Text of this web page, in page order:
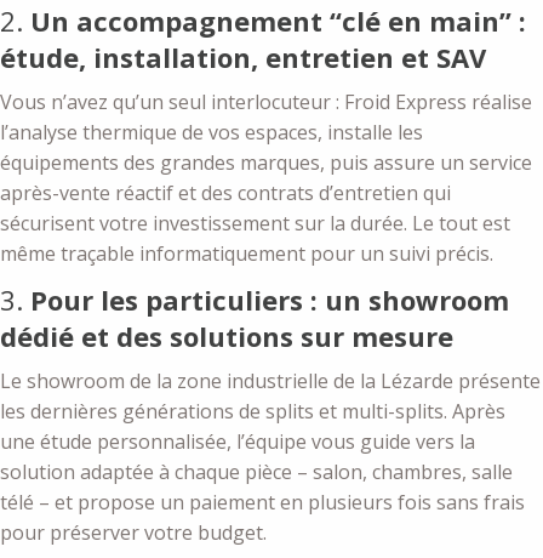
2. Un accompagnement “clé en main” :
étude, installation, entretien et SAV
Vous n’avez qu’un seul interlocuteur : Froid Express réalise
l’analyse thermique de vos espaces, installe les
équipements des grandes marques, puis assure un service
après-vente réactif et des contrats d’entretien qui
sécurisent votre investissement sur la durée. Le tout est
même traçable informatiquement pour un suivi précis.
3. Pour les particuliers : un showroom
dédié et des solutions sur mesure
Le showroom de la zone industrielle de la Lézarde présente
les dernières générations de splits et multi-splits. Après
une étude personnalisée, l’équipe vous guide vers la
solution adaptée à chaque pièce – salon, chambres, salle
télé – et propose un paiement en plusieurs fois sans frais
pour préserver votre budget.